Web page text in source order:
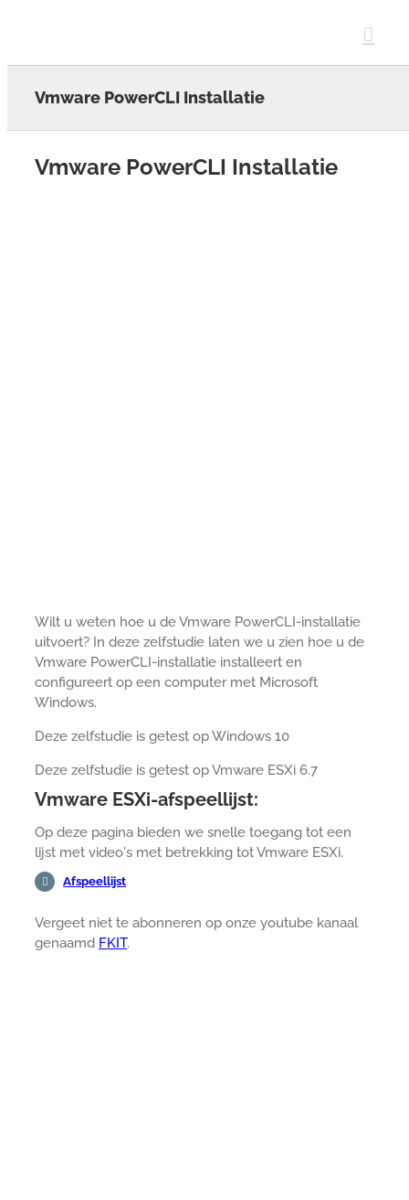
Vmware PowerCLI Installatie
Vmware PowerCLI Installatie
Wilt u weten hoe u de Vmware PowerCLI-installatie
uitvoert? In deze zelfstudie laten we u zien hoe u de
Vmware PowerCLI-installatie installeert en
configureert op een computer met Microsoft
Windows.
Deze zelfstudie is getest op Windows 10
Deze zelfstudie is getest op Vmware ESXi 6.7
Vmware ESXi-afspeellijst:
Op deze pagina bieden we snelle toegang tot een
lijst met video's met betrekking tot Vmware ESXi.
Afspeellijst
Vergeet niet te abonneren op onze youtube kanaal
genaamd FKIT.